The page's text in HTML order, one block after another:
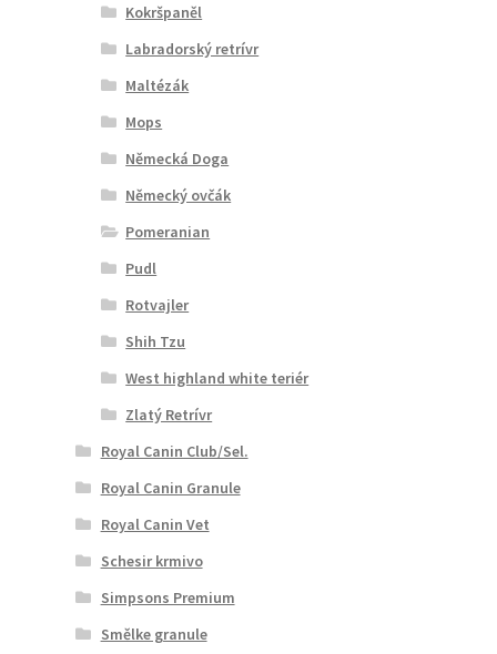
Kokršpaněl
Labradorský retrívr
Maltézák
Mops
Německá Doga
Německý ovčák
Pomeranian
Pudl
Rotvajler
Shih Tzu
West highland white teriér
Zlatý Retrívr
Royal Canin Club/Sel.
Royal Canin Granule
Royal Canin Vet
Schesir krmivo
Simpsons Premium
Smělke granule